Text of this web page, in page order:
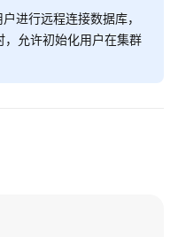
进行远程连接数据库，
允许初始化用户在集群